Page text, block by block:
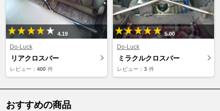
4.19
Do-Luck
リアクロスバー
レビュー： 400 件
5.00
Do-Luck
ミラクルクロスバー
レビュー： 3 件
おすすめの商品